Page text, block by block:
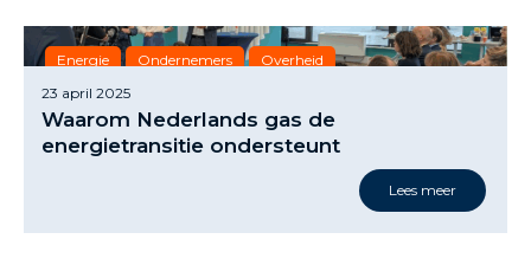
Energie Ondernemers
Overheid
23 april 2025
Waarom Nederlands gas de
energietransitie ondersteunt
Lees meer